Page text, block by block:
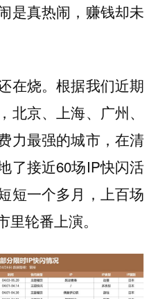
是真热闹，赚钱却未
在烧。根据我们近期
北京、上海、广州、
力最强的城市，在清
了接近60场IP快闪活
短一个多月，上百场
轮番上演。